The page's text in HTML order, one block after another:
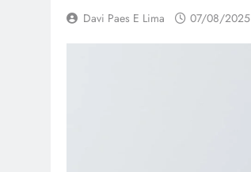
Davi Paes E Lima 07/08/2025